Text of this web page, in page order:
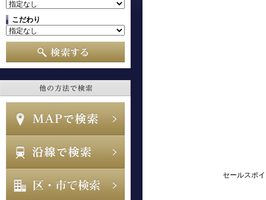
こだわり
セールスポ